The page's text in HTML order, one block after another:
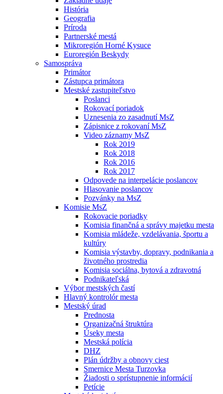
História
Geografia
Príroda
Partnerské mestá
Mikroregión Horné Kysuce
Euroregión Beskydy
Samospráva
Primátor
Zástupca primátora
Mestské zastupiteľstvo
Poslanci
Rokovací poriadok
Uznesenia zo zasadnutí MsZ
Zápisnice z rokovaní MsZ
Video záznamy MsZ
Rok 2019
Rok 2018
Rok 2016
Rok 2017
Odpovede na interpelácie poslancov
Hlasovanie poslancov
Pozvánky na MsZ
Komisie MsZ
Rokovacie poriadky
Komisia finančná a správy majetku mesta
Komisia mládeže, vzdelávania, športu a
kultúry
Komisia výstavby, dopravy, podnikania a
životného prostredia
Komisia sociálna, bytová a zdravotná
Podnikateľská
Výbor mestských častí
Hlavný kontrolór mesta
Mestský úrad
Prednosta
Organizačná štruktúra
Úseky mesta
Mestská polícia
DHZ
Plán údržby a obnovy ciest
Smernice Mesta Turzovka
Žiadosti o sprístupnenie informácií
Petície